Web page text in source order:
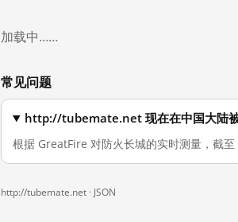
加载中……
常见问题
http://tubemate.net 现在在中国大陆
根据 GreatFire 对防火长城的实时测量，截
http://tubemate.net · JSON